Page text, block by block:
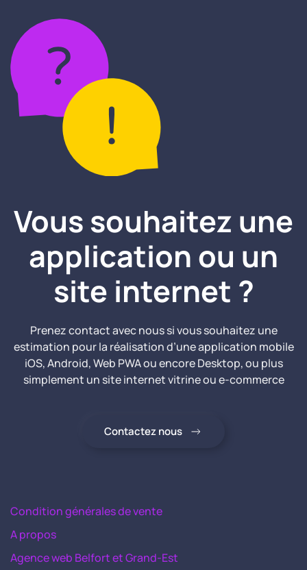
Vous souhaitez une
application ou un
site internet ?
Prenez contact avec nous si vous souhaitez une
estimation pour la réalisation d’une application mobile
iOS, Android, Web PWA ou encore Desktop, ou plus
simplement un site internet vitrine ou e-commerce
Contactez nous
Condition générales de vente
A propos
Agence web Belfort et Grand-Est